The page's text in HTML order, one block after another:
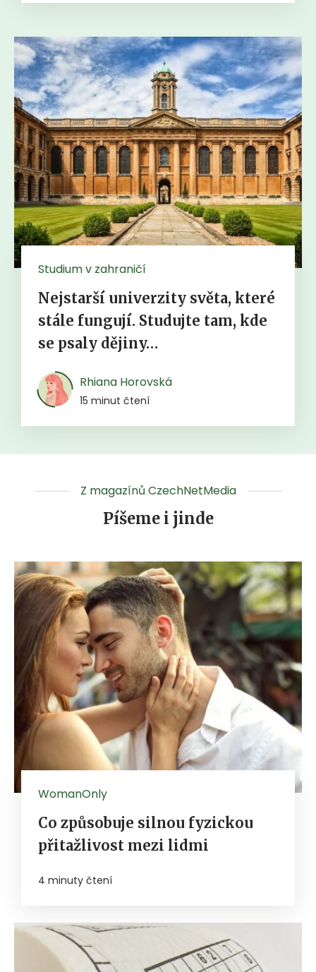
Studium v zahraničí
Nejstarší univerzity světa, které
stále fungují. Studujte tam, kde
se psaly dějiny…
Rhiana Horovská
15 minut čtení
Z magazínů CzechNetMedia
Píšeme i jinde
WomanOnly
Co způsobuje silnou fyzickou
přitažlivost mezi lidmi
4 minuty čtení